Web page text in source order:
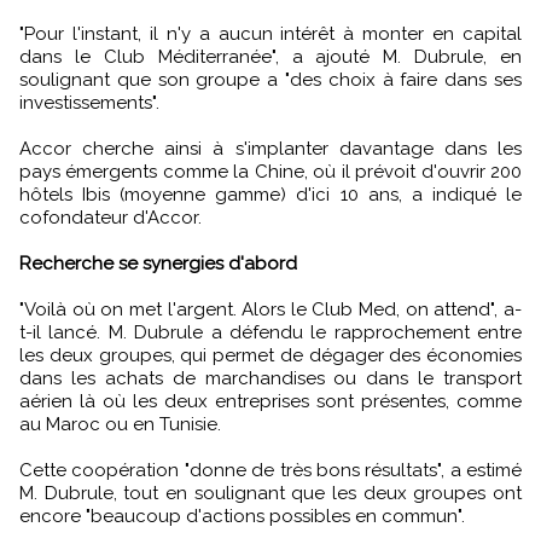
"Pour l'instant, il n'y a aucun intérêt à monter en capital
dans le Club Méditerranée", a ajouté M. Dubrule, en
soulignant que son groupe a "des choix à faire dans ses
investissements".
Accor cherche ainsi à s'implanter davantage dans les
pays émergents comme la Chine, où il prévoit d'ouvrir 200
hôtels Ibis (moyenne gamme) d'ici 10 ans, a indiqué le
cofondateur d'Accor.
Recherche se synergies d'abord
"Voilà où on met l'argent. Alors le Club Med, on attend", a-
t-il lancé. M. Dubrule a défendu le rapprochement entre
les deux groupes, qui permet de dégager des économies
dans les achats de marchandises ou dans le transport
aérien là où les deux entreprises sont présentes, comme
au Maroc ou en Tunisie.
Cette coopération "donne de très bons résultats", a estimé
M. Dubrule, tout en soulignant que les deux groupes ont
encore "beaucoup d'actions possibles en commun".